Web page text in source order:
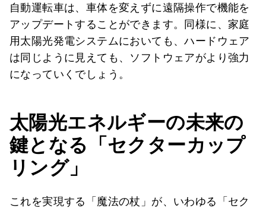
自動運転車は、車体を変えずに遠隔操作で機能を
アップデートすることができます。同様に、家庭
用太陽光発電システムにおいても、ハードウェア
は同じように見えても、ソフトウェアがより強力
になっていくでしょう。
太陽光エネルギーの未来の
鍵となる「セクターカップ
リング」
これを実現する「魔法の杖」が、いわゆる「セク